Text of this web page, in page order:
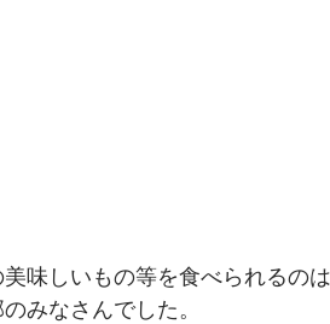
味しいもの等を食べられるの
みなさんでした。